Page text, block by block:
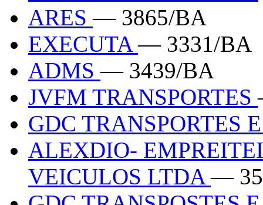
ARES— 3865/BA
EXECUTA— 3331/BA
ADMS— 3439/BA
JVFM TRANSPORTES
GDC TRANSPORTES
ALEXDIO-
VEICULOS LTDA—